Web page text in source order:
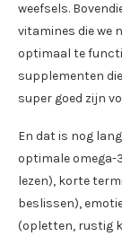
weefsels.
vitamines die we
optimaal te
supplementen
super goed zijn
En dat is nog
optimale omega-
lezen), korte
beslissen),
(opletten, rustig